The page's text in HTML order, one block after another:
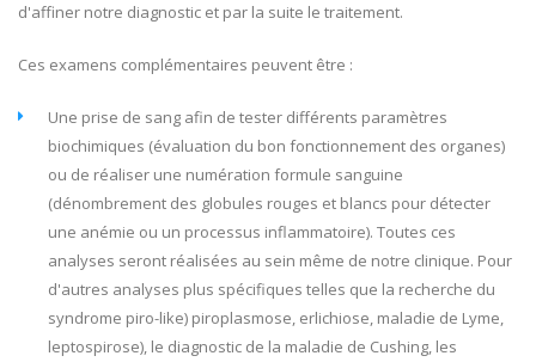
d'affiner notre diagnostic et par la suite le traitement.
Ces examens complémentaires peuvent être :
Une prise de sang afin de tester différents paramètres
biochimiques (évaluation du bon fonctionnement des organes)
ou de réaliser une numération formule sanguine
(dénombrement des globules rouges et blancs pour détecter
une anémie ou un processus inflammatoire). Toutes ces
analyses seront réalisées au sein même de notre clinique. Pour
d'autres analyses plus spécifiques telles que la recherche du
syndrome piro-like) piroplasmose, erlichiose, maladie de Lyme,
leptospirose), le diagnostic de la maladie de Cushing, les